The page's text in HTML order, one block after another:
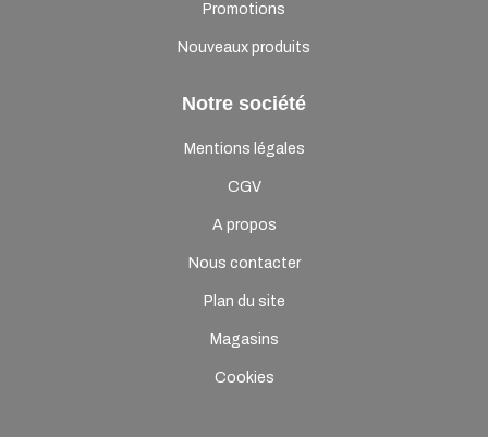
Promotions
Nouveaux produits
Notre société
Mentions légales
CGV
A propos
Nous contacter
Plan du site
Magasins
Cookies